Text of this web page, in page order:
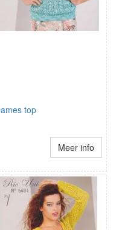
top
Meer info